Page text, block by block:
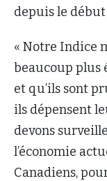
depuis le
« Notre Indice
beaucoup plus
et qu’ils sont
ils dépensent
devons
l’économie
Canadiens,